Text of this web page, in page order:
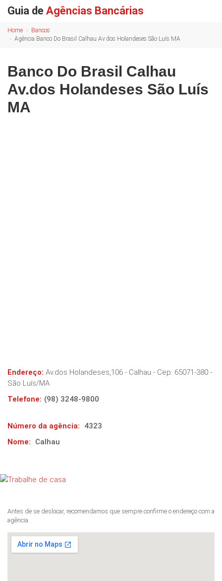
Guia de Agências Bancárias
Home
Bancos
Agência Banco Do Brasil Calhau Av.dos Holandeses São Luís MA
Banco Do Brasil Calhau
Av.dos Holandeses São Luís
MA
Endereço: Av.dos Holandeses,106 - Calhau - Cep: 65071-380 -
São Luís/MA
Telefone: (98) 3248-9800
Número da agência:
4323
Nome:
Calhau
Antes de se deslocar, recomendamos que sempre confirme o endereço com a
agência.